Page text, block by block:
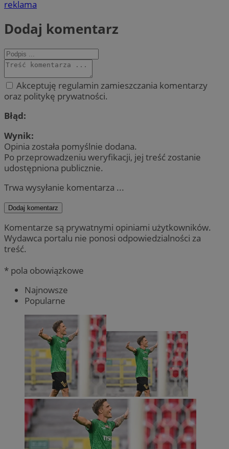
reklama
Dodaj komentarz
Akceptuję regulamin zamieszczania komentarzy
oraz politykę prywatności.
Błąd:
Wynik:
Opinia została pomyślnie dodana.
Po przeprowadzeniu weryfikacji, jej treść zostanie
udostępniona publicznie.
Trwa wysyłanie komentarza ...
Dodaj komentarz
Komentarze są prywatnymi opiniami użytkowników.
Wydawca portalu nie ponosi odpowiedzialności za
treść.
* pola obowiązkowe
Najnowsze
Popularne